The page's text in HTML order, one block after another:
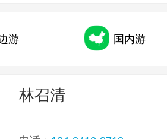
游 国内游
林召清